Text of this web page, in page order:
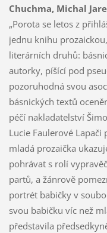
Chuchma, Michal
„Porota se letos z
jednu knihu
literárních druhů:
autorky, píšící pod
pozoruhodná svou
básnických textů
péčí nakladatelství
Lucie Faulerové
mladá prozaička
pohrávat s rolí
partů, a žánrově
portrét babičky v
svou babičku víc než
představila